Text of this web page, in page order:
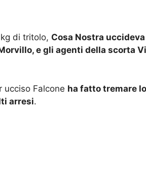
di tritolo, Cosa Nostra
e gli agenti della scorta
ucciso Falcone ha fatto tremare
arresi.